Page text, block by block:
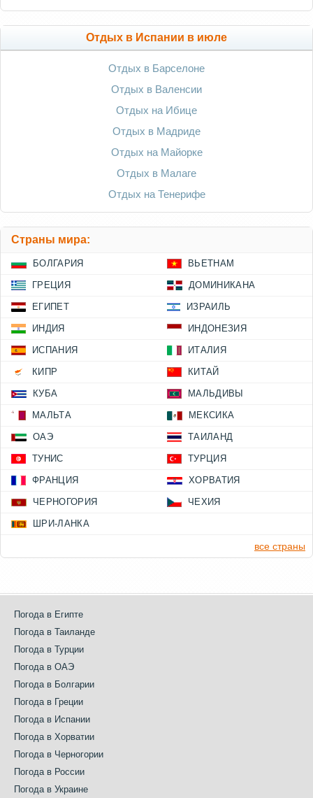
Отдых в Испании в июле
Отдых в Барселоне
Отдых в Валенсии
Отдых на Ибице
Отдых в Мадриде
Отдых на Майорке
Отдых в Малаге
Отдых на Тенерифе
Страны мира:
БОЛГАРИЯ ВЬЕТНАМ
ГРЕЦИЯ ДОМИНИКАНА
ЕГИПЕТ ИЗРАИЛЬ
ИНДИЯ ИНДОНЕЗИЯ
ИСПАНИЯ ИТАЛИЯ
КИПР КИТАЙ
КУБА МАЛЬДИВЫ
МАЛЬТА МЕКСИКА
ОАЭ ТАИЛАНД
ТУНИС ТУРЦИЯ
ФРАНЦИЯ ХОРВАТИЯ
ЧЕРНОГОРИЯ ЧЕХИЯ
ШРИ-ЛАНКА
все страны
Погода в Египте
Погода в Таиланде
Погода в Турции
Погода в ОАЭ
Погода в Болгарии
Погода в Греции
Погода в Испании
Погода в Хорватии
Погода в Черногории
Погода в России
Погода в Украине